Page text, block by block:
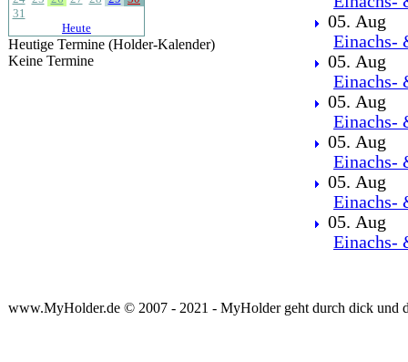
31
Heute
Heutige Termine (Holder-Kalender)
Keine Termine
05. Aug
Einachs-
05. Aug
Einachs-
05. Aug
Einachs-
05. Aug
Einachs-
05. Aug
Einachs-
05. Aug
Einachs-
www.MyHolder.de © 2007 - 2021 - MyHolder geht durch dick und